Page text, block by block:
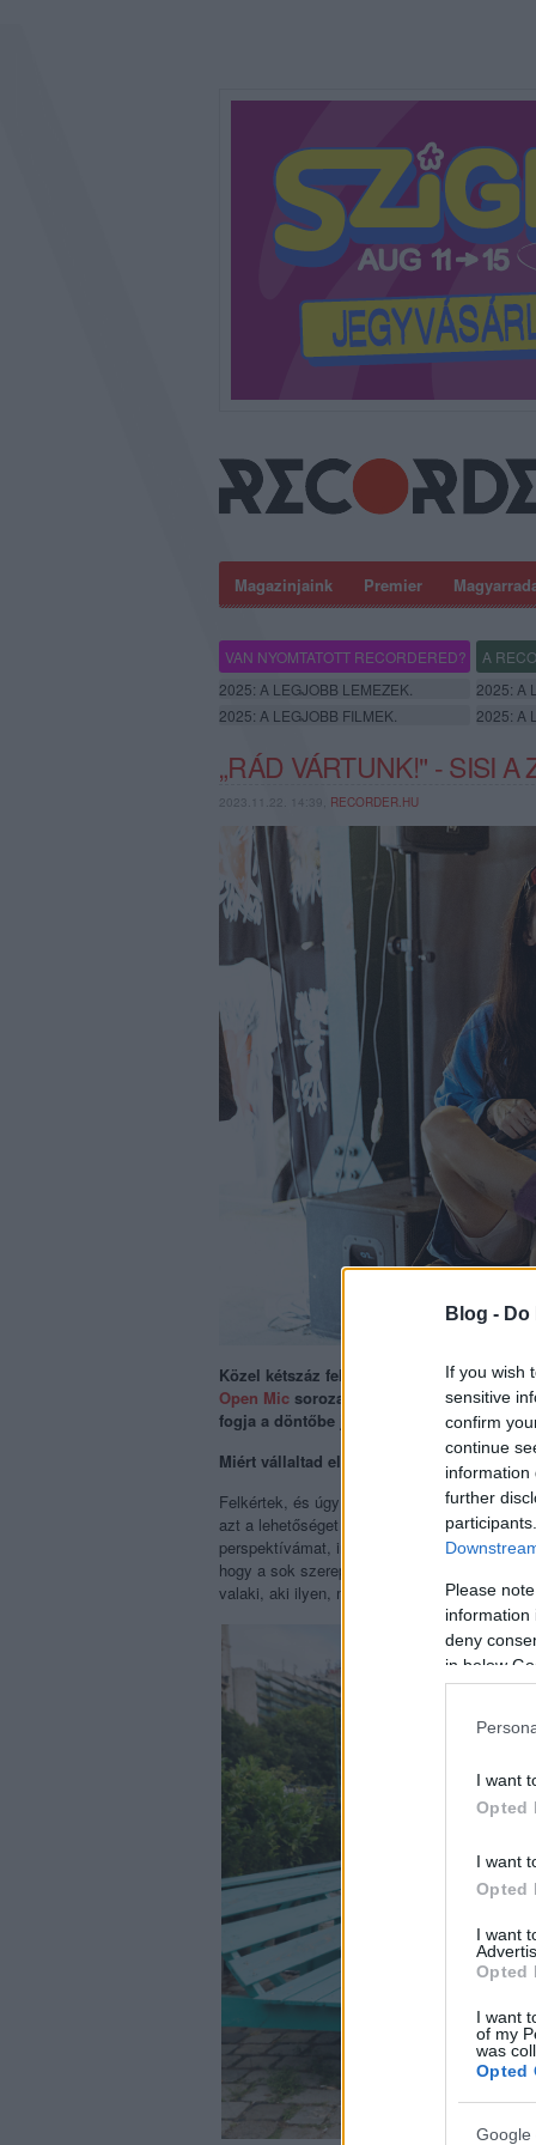
Blog -
If you wish
sensitive
confirm
continue
information
further
Please
information
deny
in below
I want
Opted
I want
Opted
I want
Opted
I want
of my
was
Opted
Google
Magazinjaink Premier
VAN NYOMTATOTT RECORDERED? A
2025: A LEGJOBB LEMEZEK.
2025: A
2025: A LEGJOBB FILMEK.
2025: A
„RÁD VÁRTUNK!" - SISI A
2023.11.22. 14:39, RECORDER.HU
Közel kétszáz feltörekvő rapper és
Open Mic sorozat eddigi nyolc fordulóján.
fogja a döntőbe jutott tizenöt versenyzőt.
Miért vállaltad el ezt a zsűrizést?
Felkértek, és úgy gondoltam, hogy ha picit
azt a lehetőséget meg kell ragadni.
perspektívámat, intuíciómat beleviszem,
hogy a sok szereplő közül lesz legalább egy
valaki, aki ilyen, mint te. Ezért az élményért